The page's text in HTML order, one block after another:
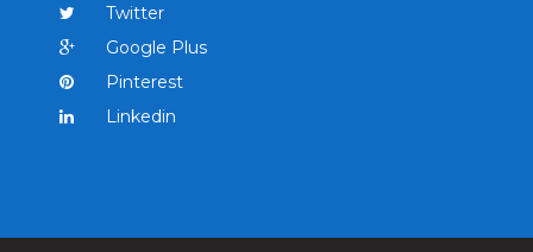
Twitter
Google Plus
Pinterest
Linkedin